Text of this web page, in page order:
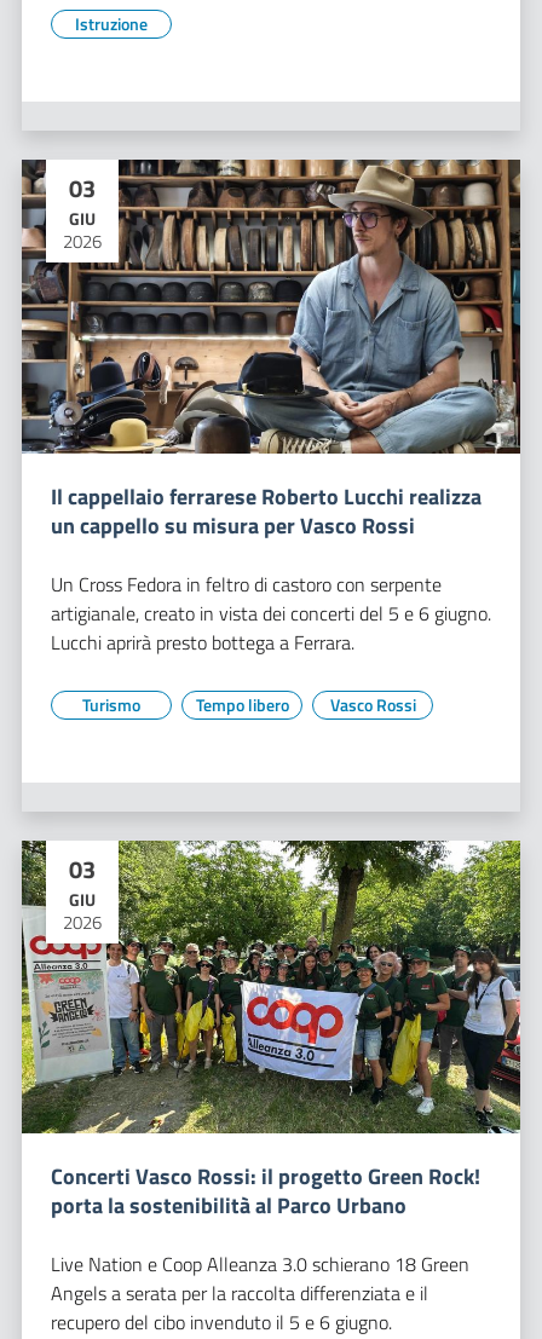
Istruzione
03
GIU
2026
Il cappellaio ferrarese Roberto Lucchi realizza
un cappello su misura per Vasco Rossi
Un Cross Fedora in feltro di castoro con serpente
artigianale, creato in vista dei concerti del 5 e 6 giugno.
Lucchi aprirà presto bottega a Ferrara.
Turismo Tempo libero Vasco Rossi
03
GIU
2026
Concerti Vasco Rossi: il progetto Green Rock!
porta la sostenibilità al Parco Urbano
Live Nation e Coop Alleanza 3.0 schierano 18 Green
Angels a serata per la raccolta differenziata e il
recupero del cibo invenduto il 5 e 6 giugno.